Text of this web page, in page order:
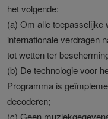
het volgende:
(a) Om alle toepasselijke
internationale verdragen
tot wetten ter
(b) De technologie voor
Programma is
decoderen;
(c) Geen